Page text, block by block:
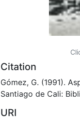
Citation
Gómez, G. (1991).
Santiago de Cali:
URI